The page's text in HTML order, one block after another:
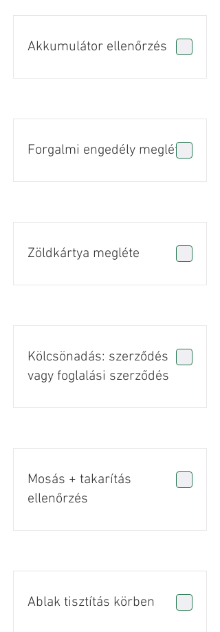
Akkumulátor ellenőrzés
Forgalmi engedély megléte
Zöldkártya megléte
Kölcsönadás: szerződés
vagy foglalási szerződés
Mosás + takarítás
ellenőrzés
Ablak tisztítás körben